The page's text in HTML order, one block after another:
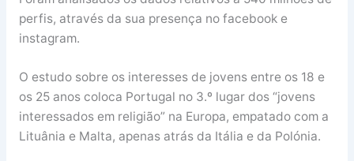
perfis, através da sua presença no facebook e
instagram.
O estudo sobre os interesses de jovens entre os 18 e
os 25 anos coloca Portugal no 3.º lugar dos “jovens
interessados em religião” na Europa, empatado com a
Lituânia e Malta, apenas atrás da Itália e da Polónia.